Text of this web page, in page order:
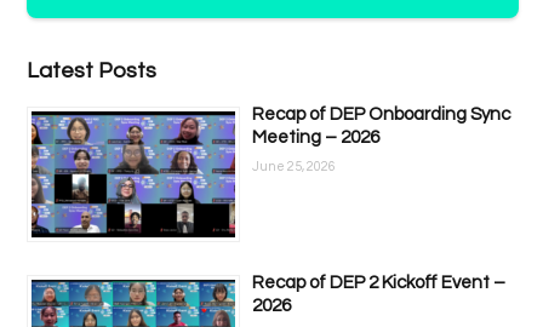
Latest Posts
Recap of DEP Onboarding Sync
Meeting – 2026
June 25, 2026
Recap of DEP 2 Kickoff Event –
2026